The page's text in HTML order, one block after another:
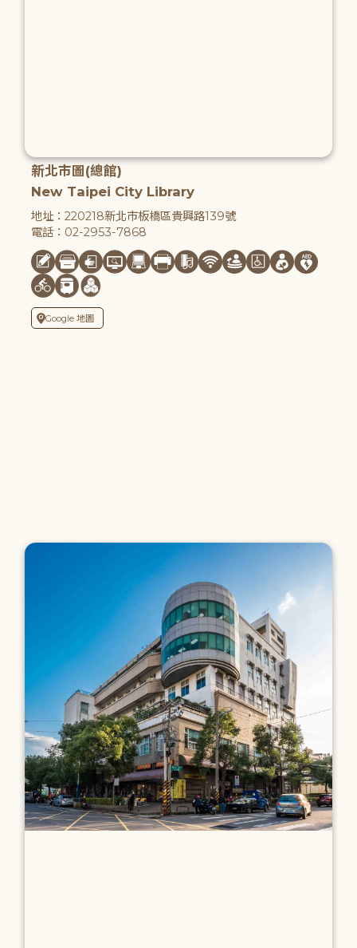
新北市圖(總館)
New Taipei City Library
地址：220218新北市板橋區貴興路139號
電話：02-2953-7868
Google 地圖